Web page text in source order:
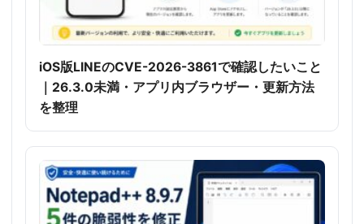
iOS版LINEのCVE-2026-3861で確認したいこと
｜26.3.0未満・アプリ内ブラウザー・更新方法
を整理